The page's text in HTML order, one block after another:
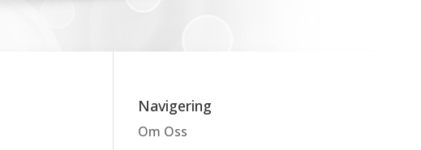
Navigering
Om Oss